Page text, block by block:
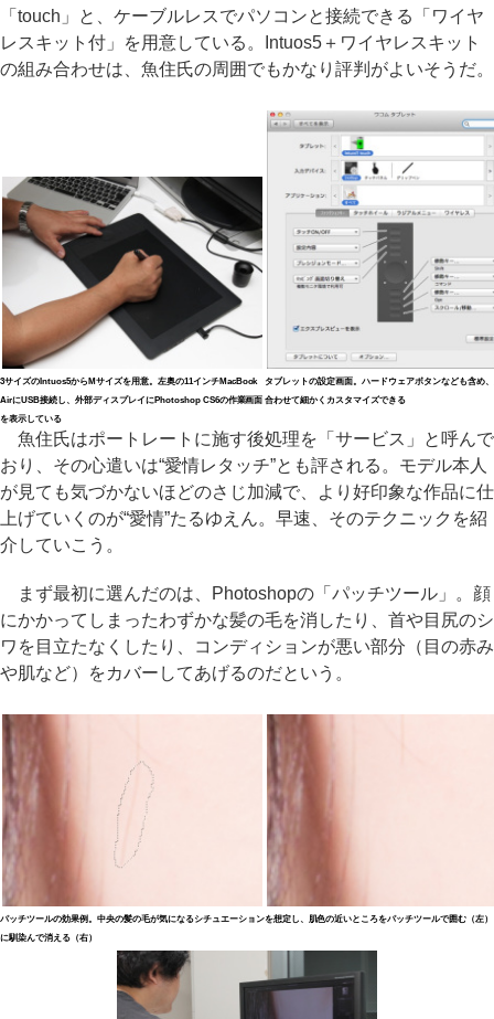
「touch」と、ケーブルレスでパソコンと接続できる「ワイヤ
レスキット付」を用意している。Intuos5＋ワイヤレスキット
の組み合わせは、魚住氏の周囲でもかなり評判がよいそうだ。
3サイズのIntuos5からMサイズを用意。左奥の11インチMacBook
AirにUSB接続し、外部ディスプレイにPhotoshop CS6の作業画面
を表示している
タブレットの設定画面。ハードウェアボタンなども含め
合わせて細かくカスタマイズできる
魚住氏はポートレートに施す後処理を「サービス」と呼んで
おり、その心遣いは“愛情レタッチ”とも評される。モデル本人
が見ても気づかないほどのさじ加減で、より好印象な作品に仕
上げていくのが“愛情”たるゆえん。早速、そのテクニックを紹
介していこう。
まず最初に選んだのは、Photoshopの「パッチツール」。顔
にかかってしまったわずかな髪の毛を消したり、首や目尻のシ
ワを目立たなくしたり、コンディションが悪い部分（目の赤み
や肌など）をカバーしてあげるのだという。
パッチツールの効果例。中央の髪の毛が気になるシチュエーションを想定し、肌色の近いところをパッチツールで囲む（左
に馴染んで消える（右）